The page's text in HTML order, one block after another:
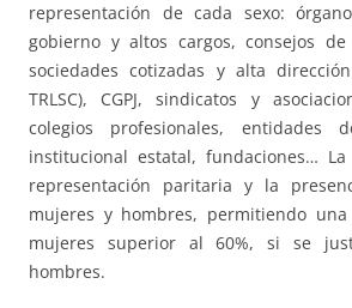
representación de cada sexo:
gobierno y altos cargos, consejos
sociedades cotizadas y alta
TRLSC), CGPJ, sindicatos y
colegios profesionales, entidades
institucional estatal, fundaciones…
representación paritaria y la
mujeres y hombres, permitiendo
mujeres superior al 60%, si se
hombres.